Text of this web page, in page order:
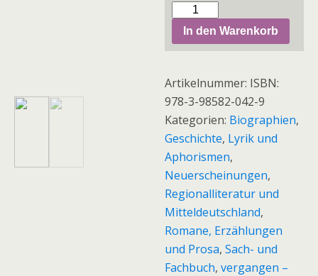
Ursula
Donath:
Mein
und
ich.
Wie
ich,
Ursula
Böttcher,
Ost
und
West
erlebt.
Menge
In den Warenkorb
Artikelnummer: ISBN:
978-3-98582-042-9
Kategorien: Biographien,
Geschichte, Lyrik und
Aphorismen,
Neuerscheinungen,
Regionalliteratur und
Mitteldeutschland,
Romane, Erzählungen
und Prosa,Sach- und
Fachbuch,vergangen –